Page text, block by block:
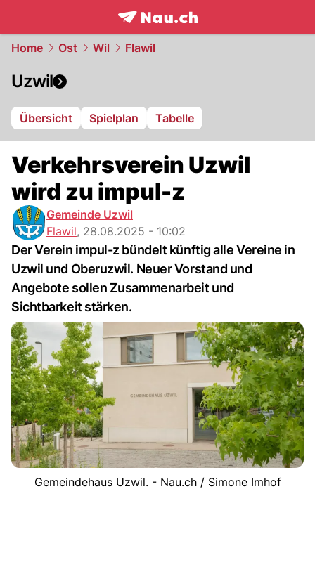
frontpage.NAU.ch
Home Ost Wil Flawil
Uzwil
Übersicht Spielplan Tabelle
Verkehrsverein Uzwil
wird zu impul-z
Gemeinde Uzwil
Flawil, 28.08.2025 - 10:02
Der Verein impul-z bündelt künftig alle Vereine in
Uzwil und Oberuzwil. Neuer Vorstand und
Angebote sollen Zusammenarbeit und
Sichtbarkeit stärken.
Gemeindehaus Uzwil. - Nau.ch / Simone Imhof